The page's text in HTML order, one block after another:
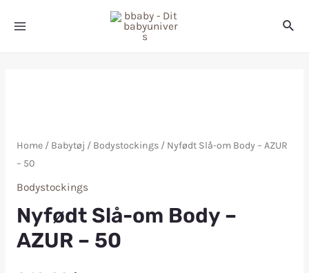
Home/ Babytøj / Bodystockings/ Nyfødt Slå-om Body – AZUR
– 50
Bodystockings
Nyfødt Slå-om Body –
AZUR – 50